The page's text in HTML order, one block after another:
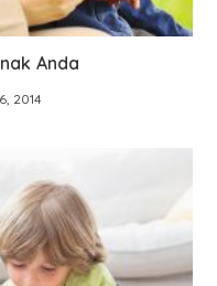
Anda
2014